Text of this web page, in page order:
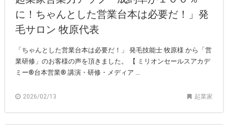
に！ちゃんとした営業台本は必要だ！」発
毛サロン 牧原代表
「ちゃんとした営業台本は必要だ！」 発毛技能士 牧原様 から「営
業研修」のお客様の声を頂きました。 【 ミリオンセールスアカデ
ミー®︎台本営業®︎ 講演・研修・メディア ...
2026/02/13 起業家